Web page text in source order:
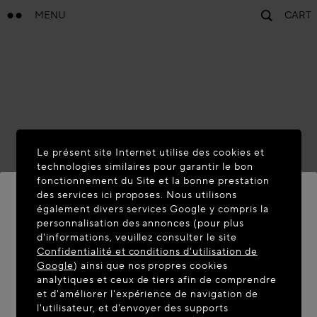
MENU CART
BIENVENUE SUR MAISON-
ALAIA.COM
Vous semblez être dans le pays suivant : United
States. Souhaitez-vous mettre à jour votre
localisation ?
Le présent site Internet utilise des cookies et
technologies similaires pour garantir le bon
fonctionnement du Site et la bonne prestation
des services ici proposes. Nous utilisons
également divers services Google y compris la
personnalisation des annonces (pour plus
d'informations, veuillez consulter le site
Confidentialité et conditions d'utilisation de
Google) ainsi que nos propres cookies
analytiques et ceux de tiers afin de comprendre
et d'améliorer l'expérience de navigation de
l'utilisateur, et d'envoyer des supports